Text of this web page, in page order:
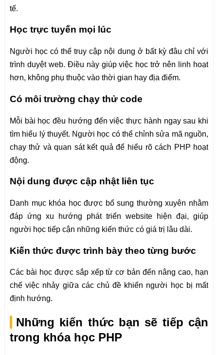
tế.
Học trực tuyến mọi lúc
Người học có thể truy cập nội dung ở bất kỳ đâu chỉ với
trình duyệt web. Điều này giúp việc học trở nên linh hoạt
hơn, không phụ thuộc vào thời gian hay địa điểm.
Có môi trường chạy thử code
Mỗi bài học đều hướng đến việc thực hành ngay sau khi
tìm hiểu lý thuyết. Người học có thể chỉnh sửa mã nguồn,
chạy thử và quan sát kết quả để hiểu rõ cách PHP hoạt
động.
Nội dung được cập nhật liên tục
Danh mục khóa học được bổ sung thường xuyên nhằm
đáp ứng xu hướng phát triển website hiện đại, giúp
người học tiếp cận những kiến thức có giá trị lâu dài.
Kiến thức được trình bày theo từng bước
Các bài học được sắp xếp từ cơ bản đến nâng cao, hạn
chế việc nhảy giữa các chủ đề khiến người học bị mất
định hướng.
Những kiến thức bạn sẽ tiếp cận
trong khóa học PHP